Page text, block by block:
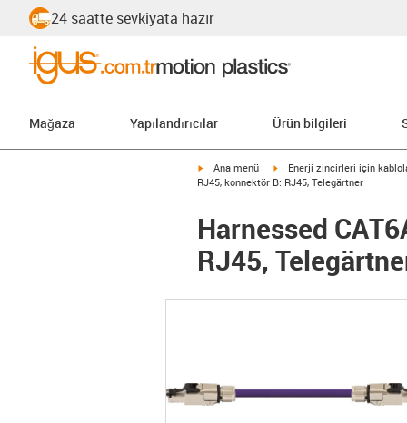
24 saatte sevkiyata hazır
Mağaza Yapılandırıcılar Ürün bilgileri
igus-icon-arrow-right
Ana menü igus-icon-arrow-right
Enerji zincirleri için
RJ45, konnektör B: RJ45, Telegärtner
Harnessed
RJ45,